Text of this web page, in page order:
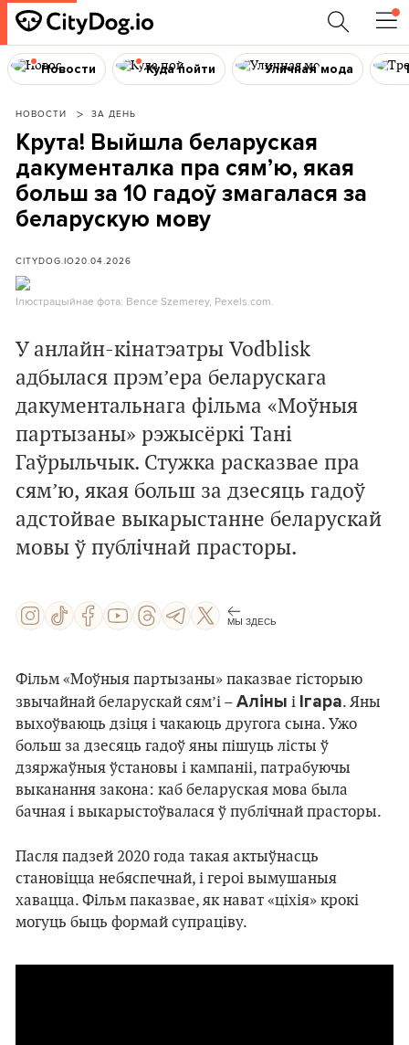
Новости Куда пойти Уличная мода
НОВОСТИ ЗА ДЕНЬ
Крута! Выйшла беларуская
дакументалка пра сям’ю, якая
больш за 10 гадоў змагалася за
беларускую мову
CITYDOG.IO20.04.2026
Ілюстрацыйнае фота: Bence Szemerey, Pexels.com.
У анлайн-кінатэатры Vodblisk
адбылася прэм’ера беларускага
дакументальнага фільма «Моўныя
партызаны» рэжысёркі Тані
Гаўрыльчык. Стужка расказвае пра
сям’ю, якая больш за дзесяць гадоў
адстойвае выкарыстанне беларускай
мовы ў публічнай прасторы.
МЫ ЗДЕСЬ
Фільм «Моўныя партызаны» паказвае гісторыю
звычайнай беларускай сям’і – Аліны і Ігара. Яны
выхоўваюць дзіця і чакаюць другога сына. Ужо
больш за дзесяць гадоў яны пішуць лісты ў
дзяржаўныя ўстановы і кампаніі, патрабуючы
выканання закона: каб беларуская мова была
бачная і выкарыстоўвалася ў публічнай прасторы.
Пасля падзей 2020 года такая актыўнасць
становіцца небяспечнай, і героі вымушаныя
хавацца. Фільм паказвае, як нават «ціхія» крокі
могуць быць формай супраціву.